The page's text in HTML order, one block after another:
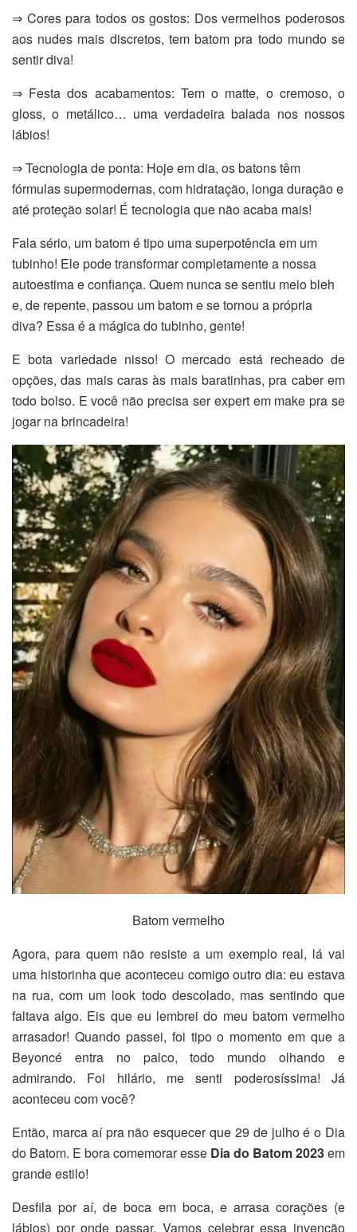
⇒ Cores para todos os gostos: Dos vermelhos poderosos
aos nudes mais discretos, tem batom pra todo mundo se
sentir diva!
⇒ Festa dos acabamentos: Tem o matte, o cremoso, o
gloss, o metálico… uma verdadeira balada nos nossos
lábios!
⇒ Tecnologia de ponta: Hoje em dia, os batons têm
fórmulas supermodernas, com hidratação, longa duração e
até proteção solar! É tecnologia que não acaba mais!
Fala sério, um batom é tipo uma superpotência em um
tubinho! Ele pode transformar completamente a nossa
autoestima e confiança. Quem nunca se sentiu meio bleh
e, de repente, passou um batom e se tornou a própria
diva? Essa é a mágica do tubinho, gente!
E bota variedade nisso! O mercado está recheado de
opções, das mais caras às mais baratinhas, pra caber em
todo bolso. E você não precisa ser expert em make pra se
jogar na brincadeira!
Batom vermelho
Agora, para quem não resiste a um exemplo real, lá vai
uma historinha que aconteceu comigo outro dia: eu estava
na rua, com um look todo descolado, mas sentindo que
faltava algo. Eis que eu lembrei do meu batom vermelho
arrasador! Quando passei, foi tipo o momento em que a
Beyoncé entra no palco, todo mundo olhando e
admirando. Foi hilário, me senti poderosíssima! Já
aconteceu com você?
Então, marca aí pra não esquecer que 29 de julho é o Dia
do Batom. E bora comemorar esse Dia do Batom 2023em
grande estilo!
Desfila por aí, de boca em boca, e arrasa corações (e
lábios) por onde passar. Vamos celebrar essa invenção